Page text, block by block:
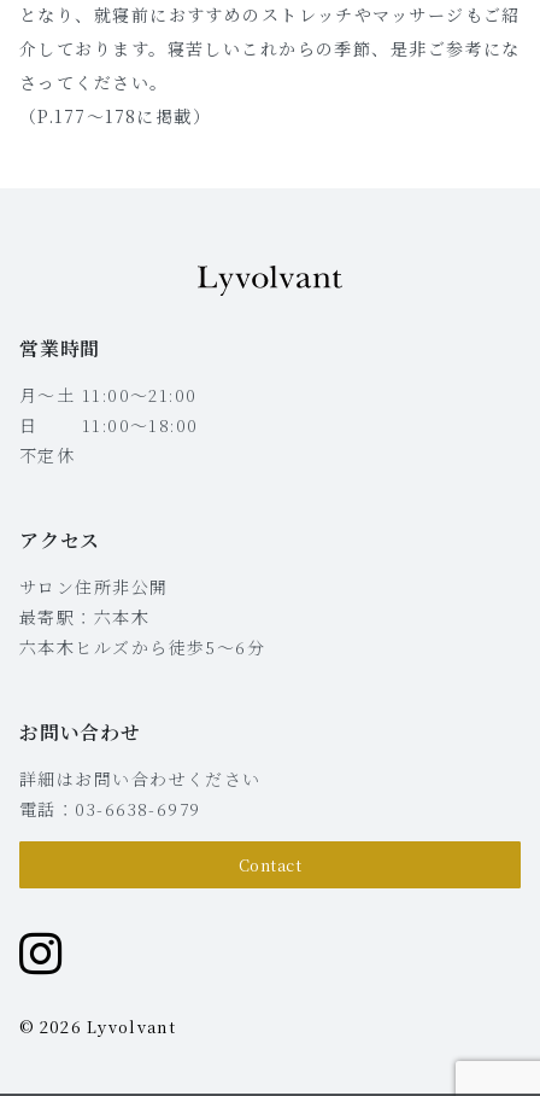
となり、就寝前におすすめのストレッチやマッサージもご紹
介しております。寝苦しいこれからの季節、是非ご参考にな
さってください。
（P.177～178に掲載）
営業時間
月〜土 11:00〜21:00
日 11:00〜18:00
不定休
アクセス
サロン住所非公開
最寄駅：六本木
六本木ヒルズから徒歩5〜6分
お問い合わせ
詳細はお問い合わせください
電話：03-6638-6979
Contact
© 2026 Lyvolvant